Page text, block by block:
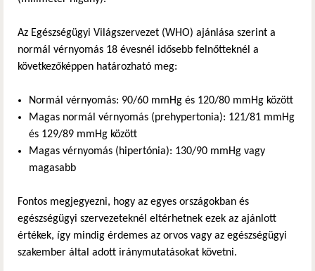
Az Egészségügyi Világszervezet (WHO) ajánlása szerint a
normál vérnyomás 18 évesnél idősebb felnőtteknél a
következőképpen határozható meg:
Normál vérnyomás: 90/60 mmHg és 120/80 mmHg között
Magas normál vérnyomás (prehypertonia): 121/81 mmHg
és 129/89 mmHg között
Magas vérnyomás (hipertónia): 130/90 mmHg vagy
magasabb
Fontos megjegyezni, hogy az egyes országokban és
egészségügyi szervezeteknél eltérhetnek ezek az ajánlott
értékek, így mindig érdemes az orvos vagy az egészségügyi
szakember által adott iránymutatásokat követni.